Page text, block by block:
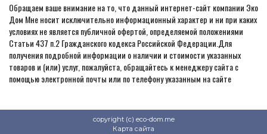
Обращаем ваше внимание на то, что данный интернет-сайт компании Эко
Дом Мне носит исключительно информационный характер и ни при каких
условиях не является публичной офертой, определяемой положениями
Статьи 437 п.2 Гражданского кодекса Российской Федерации.Для
получения подробной информации о наличии и стоимости указанных
товаров и (или) услуг, пожалуйста, обращайтесь к менеджеру сайта с
помощью электронной почты или по телефону указанным на сайте
copyright (c) eco-dom.me
Карта сайта